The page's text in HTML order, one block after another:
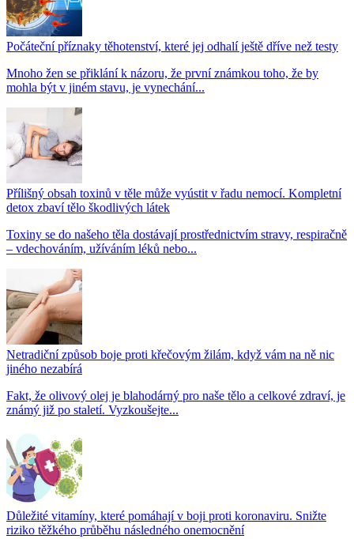
Počáteční příznaky těhotenství, které jej odhalí ještě dříve než testy
Mnoho žen se přiklání k názoru, že první známkou toho, že by
mohla být v jiném stavu, je vynechání...
Přílišný obsah toxinů v těle může vyústit v řadu nemocí. Kompletní
detox zbaví tělo škodlivých látek
Toxiny se do našeho těla dostávají prostřednictvím stravy, respiračně
– vdechováním, užíváním léků nebo...
Netradiční způsob boje proti křečovým žilám, když vám na ně nic
jiného nezabírá
Fakt, že olivový olej je blahodárný pro naše tělo a celkové zdraví, je
známý již po staletí. Vyzkoušejte...
Důležité vitamíny, které pomáhají v boji proti koronaviru. Snižte
riziko těžkého průběhu následného onemocnění